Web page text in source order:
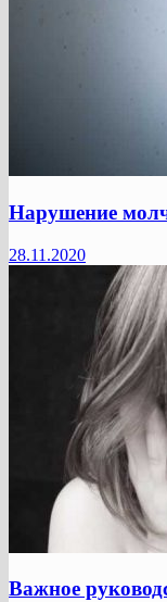
Нарушение
28.11.2020
Важное